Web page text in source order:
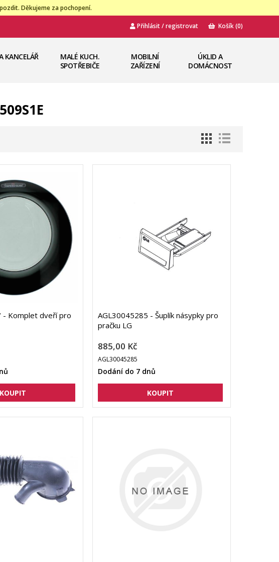
Děkujeme za pochopení.
Přihlásit / registrovat Košík(0)
KANCELÁŘ
MALÉ KUCH.
SPOTŘEBIČE
MOBILNÍ
ZAŘÍZENÍ
ÚKLID A
DOMÁCNOST
- Komplet dveří pro
AGL30045285 - Šuplík násypky pro
pračku LG
885,00 Kč
AGL30045285
Dodání do 7 dnů